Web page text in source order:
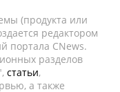
(продукта или
редактором
портала CNews.
разделов
статьи,
а также